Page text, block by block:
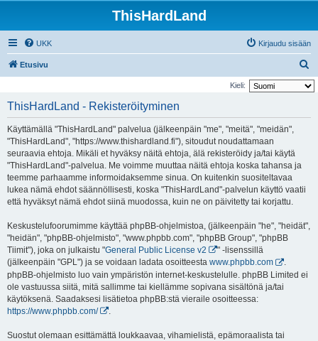
ThisHardLand
UKK Kirjaudu sisään
Etusivu
t
Kieli:
ThisHardLand - Rekisteröityminen
Käyttämällä "ThisHardLand" palvelua (jälkeenpäin "me", "meitä", "meidän",
"ThisHardLand", "https://www.thishardland.fi"), sitoudut noudattamaan
seuraavia ehtoja. Mikäli et hyväksy näitä ehtoja, älä rekisteröidy ja/tai käytä
"ThisHardLand"-palvelua. Me voimme muuttaa näitä ehtoja koska tahansa ja
teemme parhaamme informoidaksemme sinua. On kuitenkin suositeltavaa
lukea nämä ehdot säännöllisesti, koska "ThisHardLand"-palvelun käyttö vaatii
että hyväksyt nämä ehdot siinä muodossa, kuin ne on päivitetty tai korjattu.
Keskustelufoorumimme käyttää phpBB-ohjelmistoa, (jälkeenpäin "he", "heidät",
"heidän", "phpBB-ohjelmisto", "www.phpbb.com", "phpBB Group", "phpBB
Tiimit"), joka on julkaistu "General Public License v2
" -lisenssillä
(jälkeenpäin "GPL") ja se voidaan ladata osoitteesta www.phpbb.com
.
phpBB-ohjelmisto luo vain ympäristön internet-keskustelulle. phpBB Limited ei
ole vastuussa siitä, mitä sallimme tai kiellämme sopivana sisältönä ja/tai
käytöksenä. Saadaksesi lisätietoa phpBB:stä vieraile osoitteessa:
https://www.phpbb.com/
Suostut olemaan esittämättä loukkaavaa, vihamielistä, epämoraalista tai